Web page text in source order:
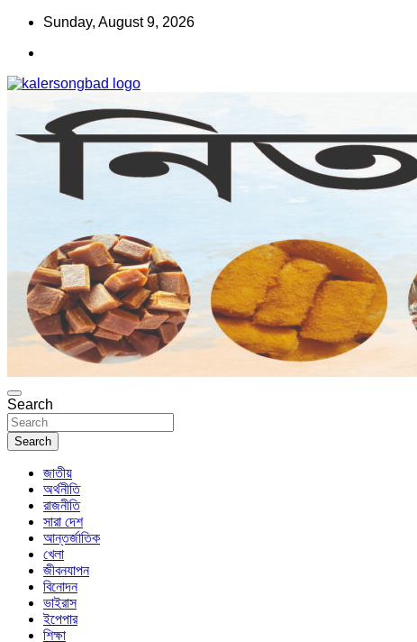
Skip
content
Sunday, August 9, 2026
কালের সংবাদ
www.kalersongbad.com
Search
Search
জাতীয়
অর্থনীতি
রাজনীতি
সারা দেশ
আন্তর্জাতিক
খেলা
জীবনযাপন
বিনোদন
ভাইরাস
ইপেপার
শিক্ষা